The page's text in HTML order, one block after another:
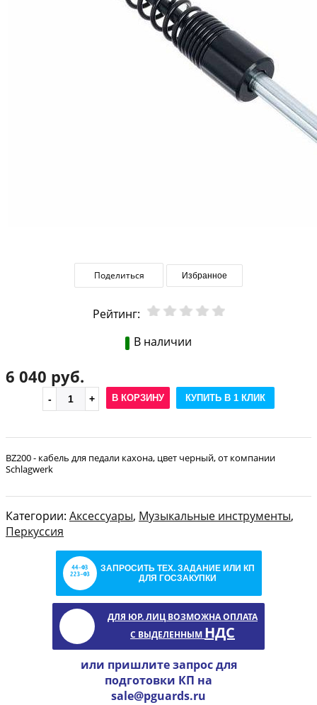
Поделиться Избранное
Рейтинг:
В наличии
6 040 руб.
В КОРЗИНУ КУПИТЬ В 1 КЛИК
BZ200 - кабель для педали кахона, цвет черный, от компании
Schlagwerk
Категории: Аксессуары, Музыкальные инструменты,
Перкуссия
ЗАПРОСИТЬ ТЕХ. ЗАДАНИЕ ИЛИ КП
ДЛЯ ГОСЗАКУПКИ
ДЛЯ ЮР. ЛИЦ ВОЗМОЖНА ОПЛАТА
С ВЫДЕЛЕННЫМ НДС
или пришлите запрос для
подготовки КП на
sale@pguards.ru